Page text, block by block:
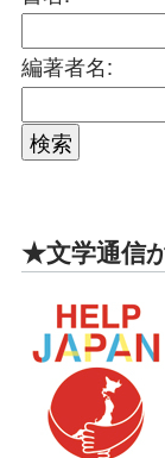
編著者名:
★文学通信